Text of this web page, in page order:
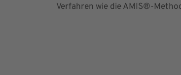
Verfahren wie die AMIS®-